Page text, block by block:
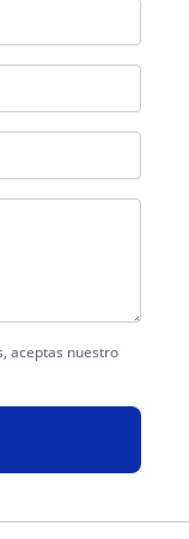
aceptas nuestro